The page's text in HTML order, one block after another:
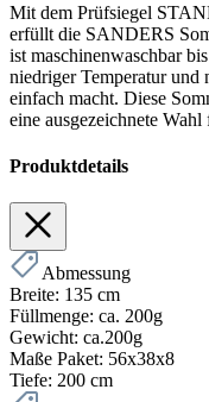
Mit dem Prüfsiegel
erfüllt die SANDERS
ist maschinenwaschbar
niedriger Temperatur und
einfach macht. Diese
eine ausgezeichnete
Produktdetails
Abmessung
Breite: 135 cm
Füllmenge: ca. 200g
Gewicht: ca.200g
Maße Paket: 56x38x8
Tiefe: 200 cm